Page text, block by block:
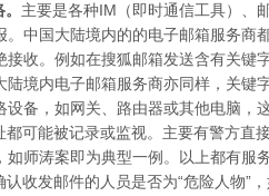
主要是各种IM（即时通信工具）、
。中国大陆境内的的电子邮箱服务商
接收。例如在搜狐邮箱发送含有关键
陆境内电子邮箱服务商亦同样，关键
设备，如网关、路由器或其他电脑，
都可能被记录或监视。主要有警方直
如师涛案即为典型一例。以上都有服
认收发邮件的人员是否为“危险人物”